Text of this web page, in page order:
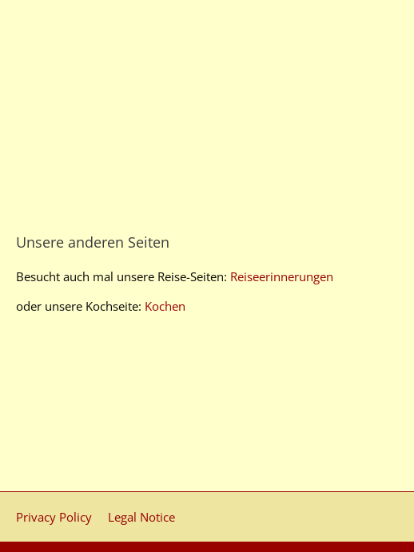
Unsere anderen Seiten
Besucht auch mal unsere Reise-Seiten: Reiseerinnerungen
oder unsere Kochseite: Kochen
Privacy Policy Legal Notice